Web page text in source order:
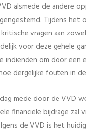
alsmede de andere
Tijdens het
vragen aan
voor deze gehele
indienden om door een
dergelijke fouten in
mede door de VVD
financiële bijdrage zal
de VVD is het